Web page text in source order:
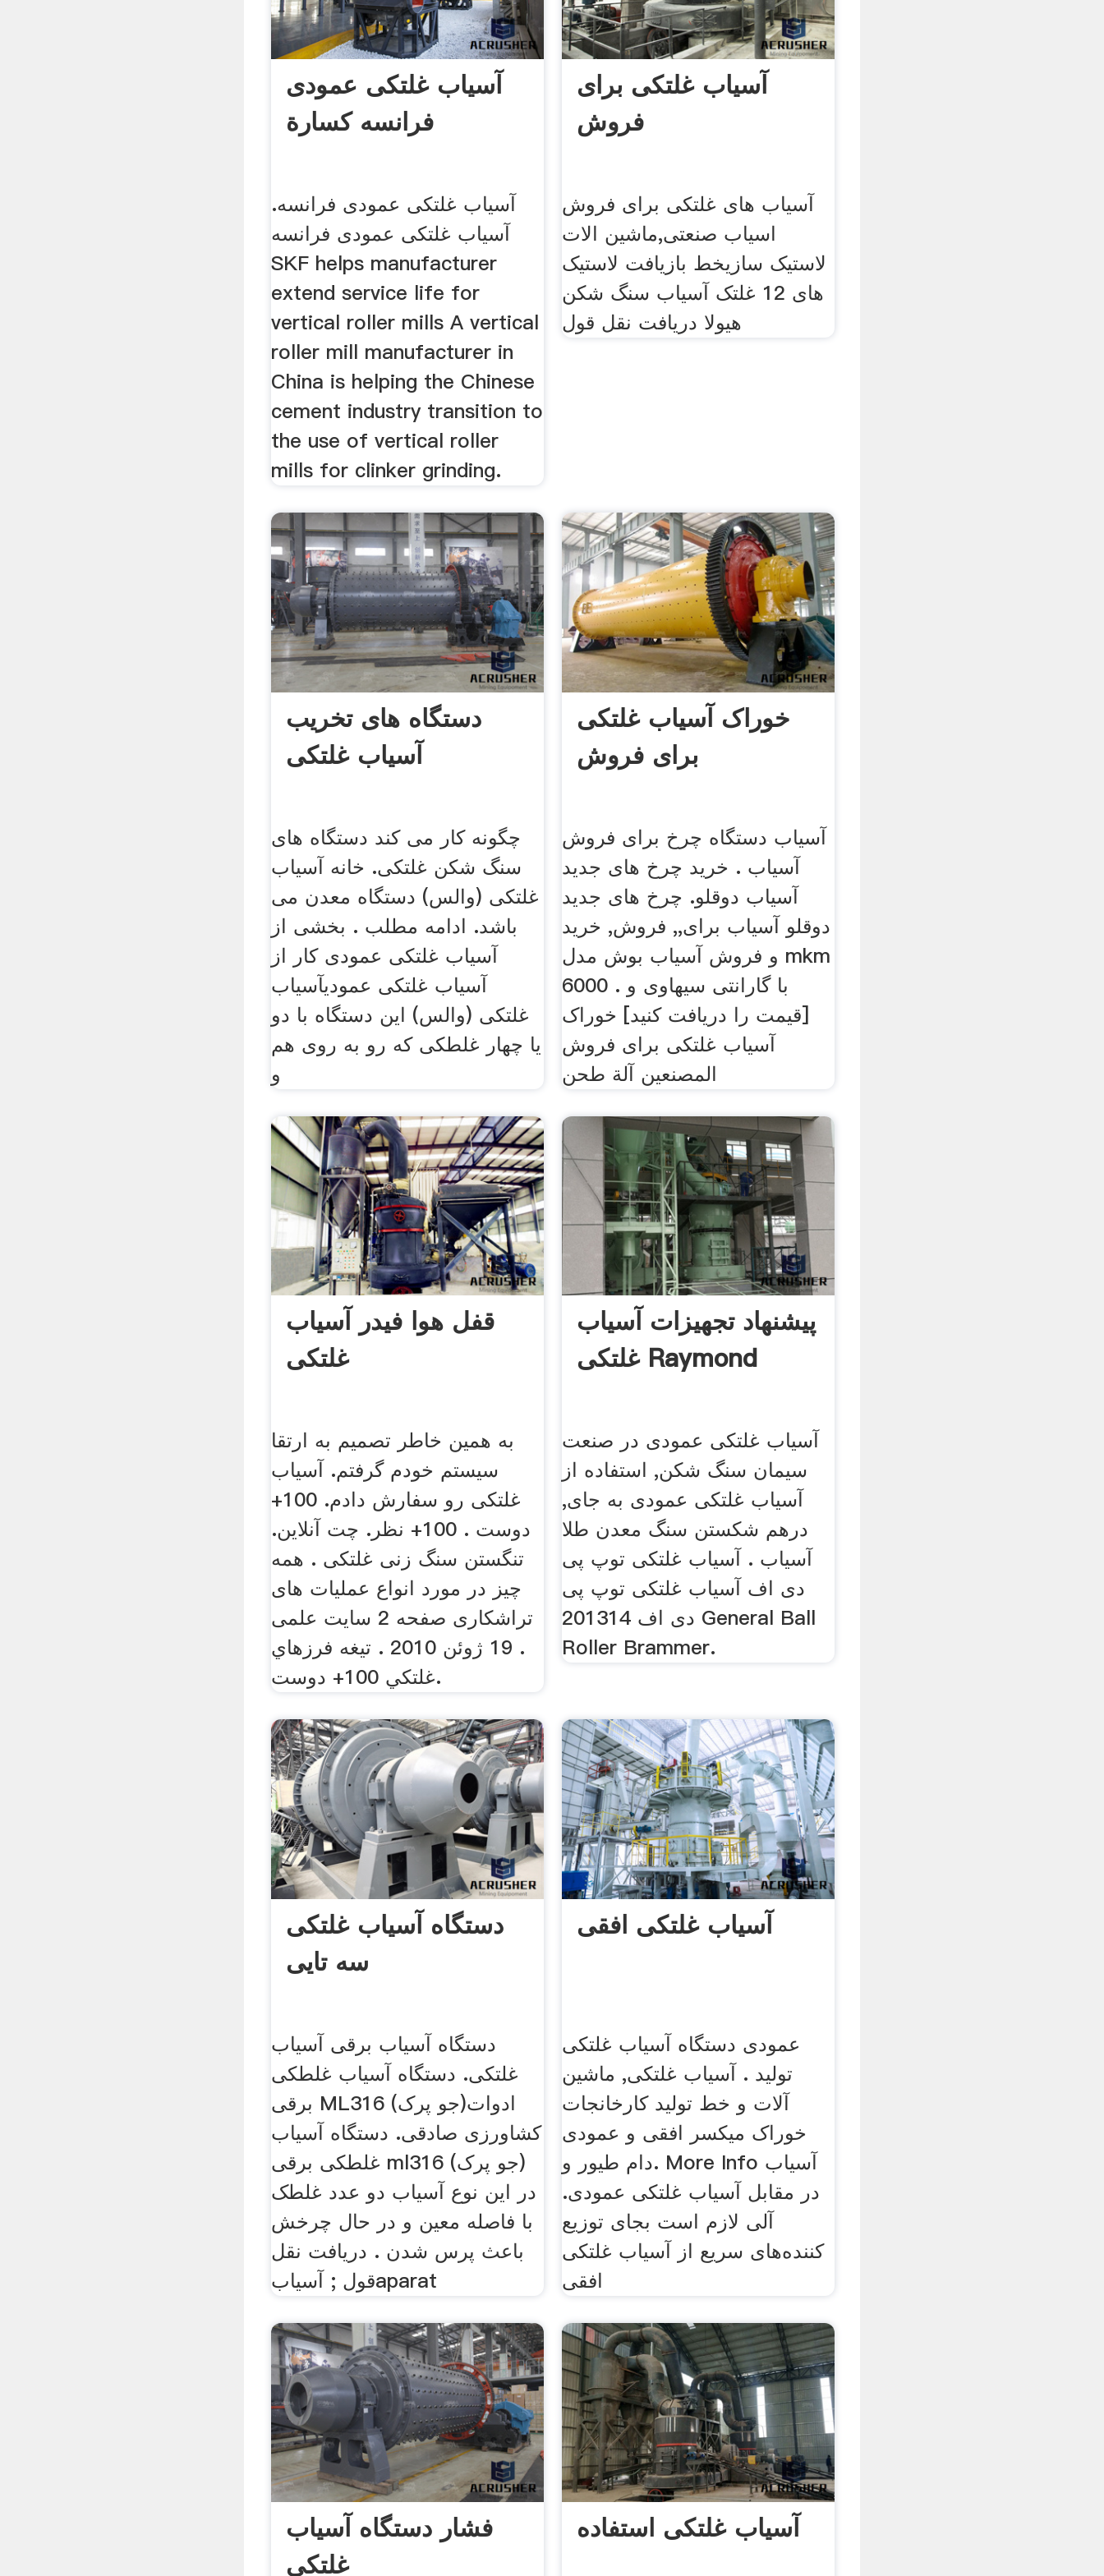
آسیاب غلتکی عمودی
فرانسه كسارة
آسیاب غلتکی عمودی فرانسه.
آسیاب غلتکی عمودی فرانسه
SKF helps manufacturer
extend service life for
vertical roller mills A vertical
roller mill manufacturer in
China is helping the Chinese
cement industry transition to
the use of vertical roller
mills for clinker grinding.
آسیاب غلتکی برای
فروش
آسیاب های غلتکی برای فروش
اسیاب صنعتی,ماشین الات
لاستیک سازیخط بازیافت لاستیک
های 12 غلتک آسیاب سنگ شکن
هیولا دریافت نقل قول
دستگاه های تخریب
آسیاب غلتکی
چگونه کار می کند دستگاه های
سنگ شکن غلتکی. خانه آسیاب
غلتکی (والس) دستگاه معدن می
باشد. ادامه مطلب . بخشی از
آسیاب غلتکی عمودی ‌کار از
آسیاب غلتکی عمودیآسیاب
غلتکی (والس) این دستگاه با دو
یا چهار غلطکی که رو به روی هم
و
خوراک آسیاب غلتکی
برای فروش
آسیاب دستگاه چرخ برای فروش
آسیاب . خرید چرخ های جدید
آسیاب دوقلو. چرخ های جدید
دوقلو آسیاب برای,, فروش, خرید
و فروش آسیاب بوش مدل mkm
6000 با گارانتی سیهاوی و .
[قیمت را دریافت کنید] خوراک
آسیاب غلتکی برای فروش
المصنعين آلة طحن
قفل هوا فیدر آسیاب
غلتکی
به همین خاطر تصمیم به ارتقا
سیستم خودم گرفتم. آسیاب
غلتکی رو سفارش دادم. 100+
دوست . 100+ نظر. چت آنلاین.
تنگستن سنگ زنی غلتکی . همه
چیز در مورد انواع عملیات های
تراشکاری صفحه 2 سایت علمی
. 19 ژوئن 2010 . تيغه فرزهاي
غلتكي 100+ دوست.
پیشنهاد تجهیزات آسیاب
غلتکی Raymond
آسیاب غلتکی عمودی در صنعت
سیمان سنگ شکن, استفاده از
آسیاب غلتکی عمودی به جای,
درهم شکستن سنگ معدن طلا
آسیاب . آسیاب غلتکی توپ پی
دی اف آسیاب غلتکی توپ پی
دی اف 201314 General Ball
Roller Brammer.
دستگاه آسیاب غلتکی
سه تایی
دستگاه آسیاب برقی آسیاب
غلتکی. دستگاه آسیاب غلطکی
برقی ML316 (جو پرک)ادوات
کشاورزی صادقی. دستگاه آسیاب
غلطکی برقی ml316 (جو پرک)
در این نوع آسیاب دو عدد غلطک
با فاصله معین و در حال چرخش
باعث پرس شدن . دریافت نقل
قول ; آسیابaparat
آسیاب غلتکی افقی
عمودی دستگاه آسیاب غلتکی
تولید . آسیاب غلتکی, ماشین
آلات و خط تولید کارخانجات
خوراک میکسر افقی و عمودی
دام طیور و. More Info آسیاب
در مقابل آسیاب غلتکی عمودی.
آلی لازم است بجای توزیع
کننده‌های سریع از آسیاب غلتکی
افقی
فشار دستگاه آسیاب
غلتکی
آسیاب غلتکی استفاده